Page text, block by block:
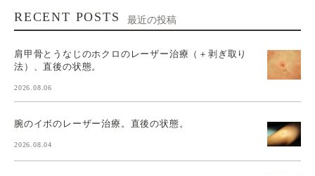
RECENT POSTS 最近の投稿
肩甲骨とうなじのホクロのレーザー治療（＋剥ぎ取り
法）、直後の状態。
2026.08.06
腕のイボのレーザー治療。直後の状態。
2026.08.04